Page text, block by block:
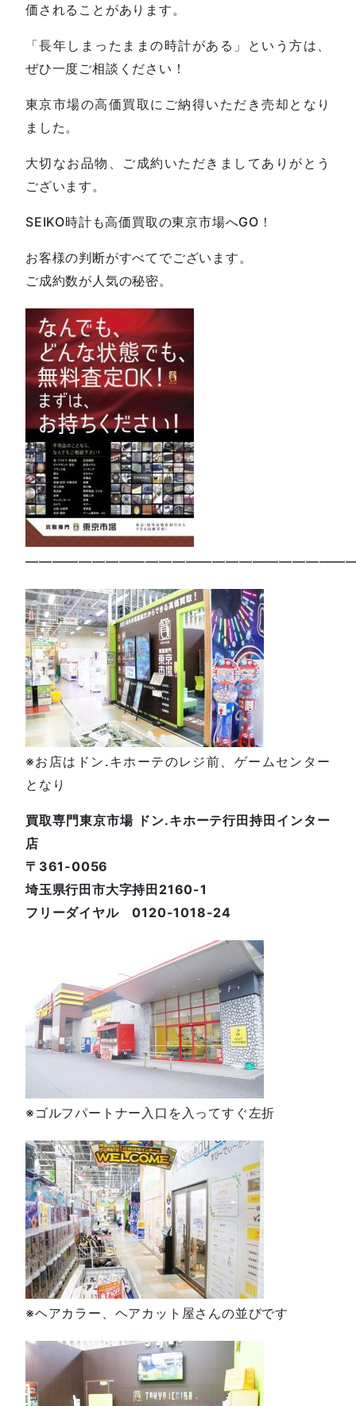
価されることがあります。
「長年しまったままの時計がある」という方は、
ぜひ一度ご相談ください！
東京市場の高価買取にご納得いただき売却となり
ました。
大切なお品物、ご成約いただきましてありがとう
ございます。
SEIKO時計も高価買取の東京市場へGO！
お客様の判断がすべてでございます。
ご成約数が人気の秘密。
※お店はドン.キホーテのレジ前、ゲームセンター
となり
買取専門東京市場 ドン.キホーテ行田持田インター
店
〒361-0056
埼玉県行田市大字持田2160-1
フリーダイヤル 0120-1018-24
※ゴルフパートナー入口を入ってすぐ左折
※ヘアカラー、ヘアカット屋さんの並びです